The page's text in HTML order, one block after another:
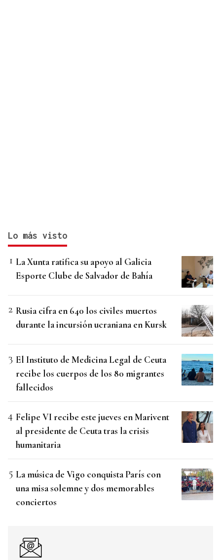
Lo más visto
La Xunta ratifica su apoyo al Galicia
Esporte Clube de Salvador de Bahía
Rusia cifra en 640 los civiles muertos
durante la incursión ucraniana en Kursk
El Instituto de Medicina Legal de Ceuta
recibe los cuerpos de los 80 migrantes
fallecidos
Felipe VI recibe este jueves en Marivent
al presidente de Ceuta tras la crisis
humanitaria
La música de Vigo conquista París con
una misa solemne y dos memorables
conciertos